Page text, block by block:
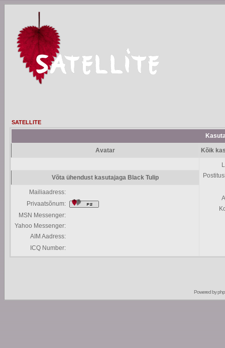
SATELLITE
Avatar Kõik
Võta ühendust kasutajaga Black Tulip
Mailiaadress:
Privaatsõnum:
MSN Messenger:
Yahoo Messenger:
AIM Aadress:
ICQ Number:
Powered by